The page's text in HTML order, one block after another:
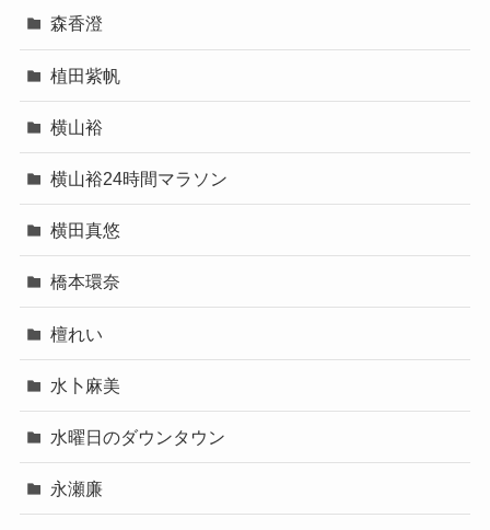
森香澄
植田紫帆
横山裕
横山裕24時間マラソン
横田真悠
橋本環奈
檀れい
水卜麻美
水曜日のダウンタウン
永瀬廉